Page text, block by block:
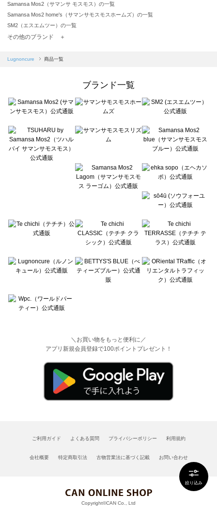
絞り込み
Samansa Mos2（サマンサ モスモス）の一覧
Samansa Mos2 home's（サマンサモスモスホームズ）の一覧
SM2（エスエムツー）の一覧
TSUHARU by Samansa Mos2（ツハルバイサマンサモスモス）の一覧
Samansa Mos2 blue（サマンサモスモス ブルー）の一覧
Te chichi（テチチ）の一覧
Te chichi CLASSIC（テチチ クラシック）の一覧
Lugnoncure（ルノンキュール）の一覧
BETTY'S BLUE（べティーズブルー）の一覧
Wpc.（ワールドパーティー）の一覧
その他のブランド ＋
Lugnoncure 商品一覧
ブランド一覧
＼お買い物をもっと便利に／
アプリ新規会員登録で100ポイントプレゼント！
ご利用ガイド よくある質問 プライバシーポリシー 利用規約
会社概要 特定商取引法 古物営業法に基づく記載 お問い合わせ
Copyright©CAN Co., Ltd